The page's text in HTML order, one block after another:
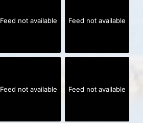
Feed not available Feed not available
Feed not available Feed not available